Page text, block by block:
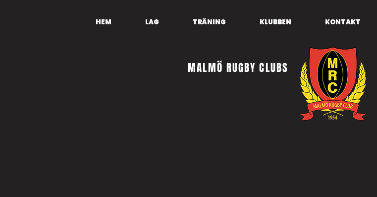
HEM LAG TRÄNING KLUBBEN KONTAKT
MALMÖ RUGBY CLUBS